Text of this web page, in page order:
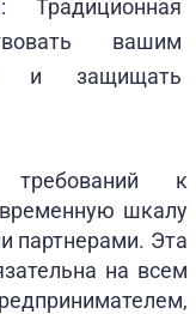
Традиционная
вашим
и защищать
требований к
шкалу
партнерами. Эта
на всем